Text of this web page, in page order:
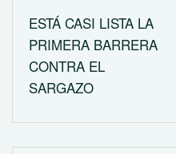
ESTÁ CASI LISTA LA
PRIMERA BARRERA
CONTRA EL
SARGAZO